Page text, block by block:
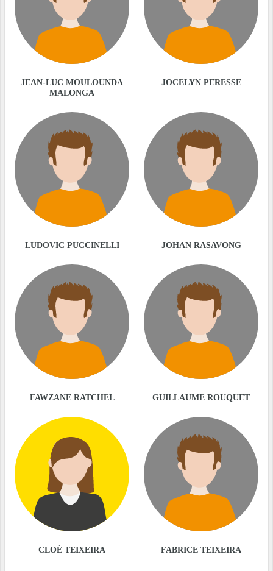
JEAN-LUC MOULOUNDA
MALONGA
JOCELYN PERESSE
LUDOVIC PUCCINELLI JOHAN RASAVONG
FAWZANE RATCHEL GUILLAUME ROUQUET
CLOÉ TEIXEIRA FABRICE TEIXEIRA